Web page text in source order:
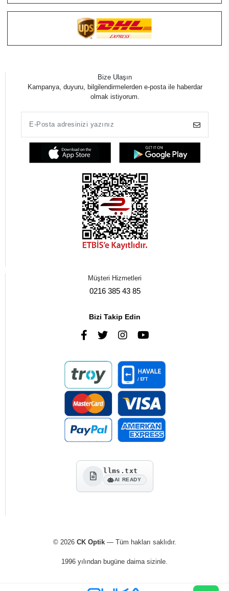
Bize Ulaşın
Kampanya, duyuru, bilgilendirmelerden e-posta ile haberdar
olmak istiyorum.
Müşteri Hizmetleri
0216 385 43 85
Bizi Takip Edin
llms.txt
AI READY
© 2026 CK Optik— Tüm hakları saklıdır.
1996 yılından bugüne daima sizinle.